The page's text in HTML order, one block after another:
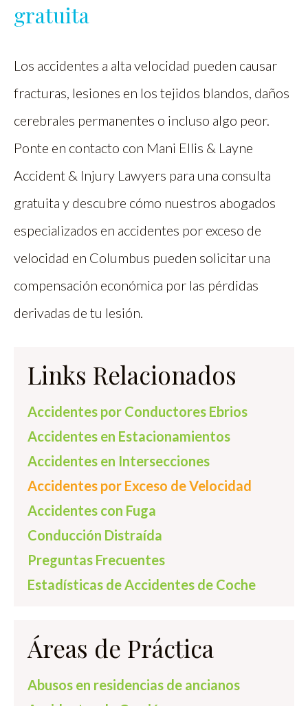
gratuita
Los accidentes a alta velocidad pueden causar
fracturas, lesiones en los tejidos blandos, daños
cerebrales permanentes o incluso algo peor.
Ponte en contacto con Mani Ellis & Layne
Accident & Injury Lawyers para una consulta
gratuita y descubre cómo nuestros abogados
especializados en accidentes por exceso de
velocidad en Columbus pueden solicitar una
compensación económica por las pérdidas
derivadas de tu lesión.
Links Relacionados
Accidentes por Conductores Ebrios
Accidentes en Estacionamientos
Accidentes en Intersecciones
Accidentes por Exceso de Velocidad
Accidentes con Fuga
Conducción Distraída
Preguntas Frecuentes
Estadísticas de Accidentes de Coche
Áreas de Práctica
Abusos en residencias de ancianos